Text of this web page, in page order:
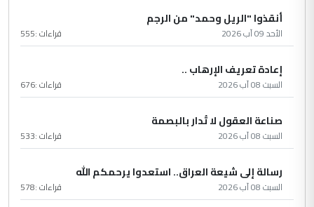
أنقذوا "الريل وحمد" من الرجم
الأحد 09 آب 2026 قراءات :555
إعادة تعريف الإرهاب ..
السبت 08 آب 2026 قراءات :676
صناعة العقول لا تُدار بالبصمة
السبت 08 آب 2026 قراءات :533
رسالة إلى شيعة العراق.. استعدوا يرحمكم الله
السبت 08 آب 2026 قراءات :578